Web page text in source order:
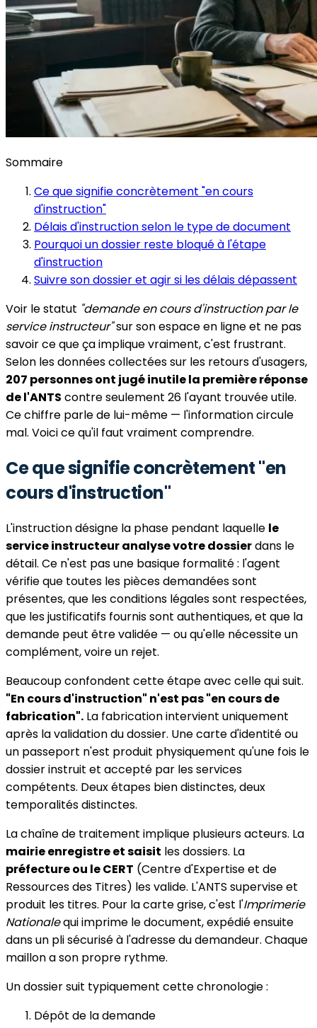
Sommaire
Ce que signifie concrètement "en cours
d'instruction"
Délais d'instruction selon le type de document
Pourquoi un dossier reste bloqué à l'étape
d'instruction
Suivre son dossier et agir si les délais dépassent
Voir le statut "demande en cours d'instruction par le
service instructeur"sur son espace en ligne et ne pas
savoir ce que ça implique vraiment, c'est frustrant.
Selon les données collectées sur les retours d'usagers,
207 personnes ont jugé inutile la première réponse
de l'ANTS contre seulement 26 l'ayant trouvée utile.
Ce chiffre parle de lui-même — l'information circule
mal. Voici ce qu'il faut vraiment comprendre.
Ce que signifie concrètement "en
cours d'instruction"
L'instruction désigne la phase pendant laquelle le
service instructeur analyse votre dossierdans le
détail. Ce n'est pas une basique formalité : l'agent
vérifie que toutes les pièces demandées sont
présentes, que les conditions légales sont respectées,
que les justificatifs fournis sont authentiques, et que la
demande peut être validée — ou qu'elle nécessite un
complément, voire un rejet.
Beaucoup confondent cette étape avec celle qui suit.
"En cours d'instruction" n'est pas "en cours de
fabrication". La fabrication intervient uniquement
après la validation du dossier. Une carte d'identité ou
un passeport n'est produit physiquement qu'une fois le
dossier instruit et accepté par les services
compétents. Deux étapes bien distinctes, deux
temporalités distinctes.
La chaîne de traitement implique plusieurs acteurs. La
mairie enregistre et saisit les dossiers. La
préfecture ou le CERT (Centre d'Expertise et de
Ressources des Titres) les valide. L'ANTS supervise et
produit les titres. Pour la carte grise, c'est l'Imprimerie
Nationalequi imprime le document, expédié ensuite
dans un pli sécurisé à l'adresse du demandeur. Chaque
maillon a son propre rythme.
Un dossier suit typiquement cette chronologie :
Dépôt de la demande